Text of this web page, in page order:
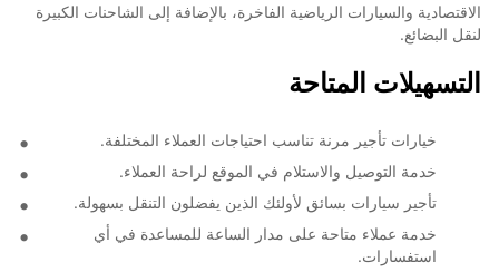
الاقتصادية والسيارات الرياضية الفاخرة، بالإضافة إلى الشاحنات الكبيرة
لنقل البضائع.
التسهيلات المتاحة
خيارات تأجير مرنة تناسب احتياجات العملاء المختلفة.
خدمة التوصيل والاستلام في الموقع لراحة العملاء.
تأجير سيارات بسائق لأولئك الذين يفضلون التنقل بسهولة.
خدمة عملاء متاحة على مدار الساعة للمساعدة في أي
استفسارات.